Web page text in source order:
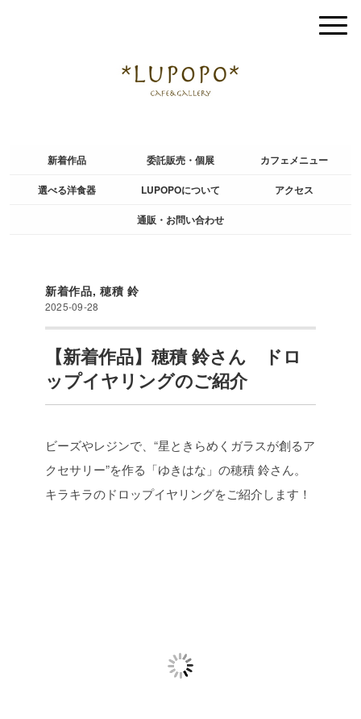
新着作品 委託販売・個展 カフェメニュー
選べる洋食器 LUPOPOについて アクセス
通販・お問い合わせ
新着作品,穂積 鈴
2025-09-28
【新着作品】穂積 鈴さん ドロ
ップイヤリングのご紹介
ビーズやレジンで、“星ときらめくガラスが創るア
クセサリー”を作る「ゆきはな」の穂積 鈴さん。
キラキラのドロップイヤリングをご紹介します！